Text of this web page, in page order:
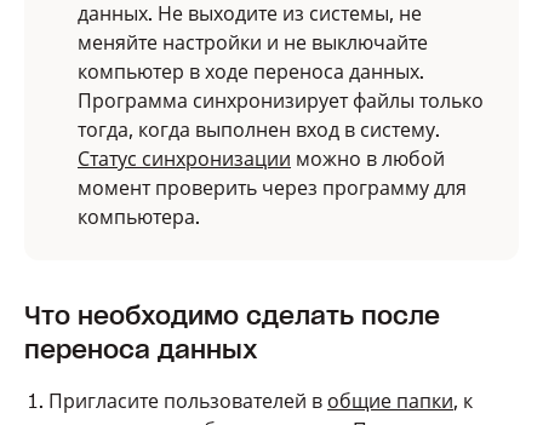
данных. Не выходите из системы, не
меняйте настройки и не выключайте
компьютер в ходе переноса данных.
Программа синхронизирует файлы только
тогда, когда выполнен вход в систему.
Статус синхронизации можно в любой
момент проверить через программу для
компьютера.
Что необходимо сделать после
переноса данных
Пригласите пользователей в общие папки, к